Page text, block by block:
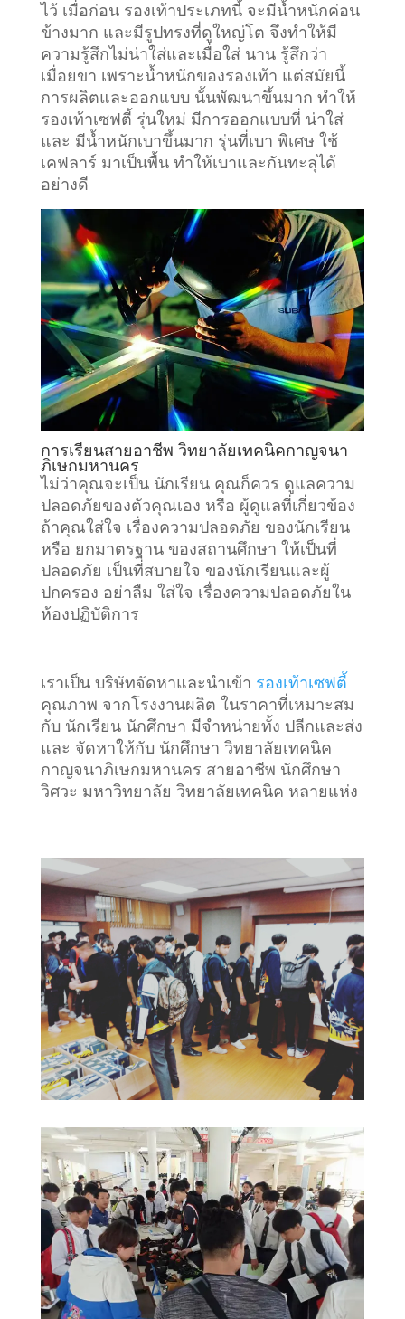
ไว้ เมื่อก่อน รองเท้าประเภทนี้ จะมีน้ำหนักค่อน
ข้างมาก และมีรูปทรงที่ดูใหญ่โต จึงทำให้มี
ความรู้สึกไม่น่าใส่และเมื่อใส่ นาน รู้สึกว่า
เมื่อยขา เพราะน้ำหนักของรองเท้า แต่สมัยนี้
การผลิตและออกแบบ นั้นพัฒนาขึ้นมาก ทำให้
รองเท้าเซฟตี้ รุ่นใหม่ มีการออกแบบที่ น่าใส่
และ มีน้ำหนักเบาขึ้นมาก รุ่นที่เบา พิเศษ ใช้
เคฟลาร์ มาเป็นพื้น ทำให้เบาและกันทะลุได้
อย่างดี
การเรียนสายอาชีพ วิทยาลัยเทคนิคกาญจนา
ภิเษกมหานคร
ไม่ว่าคุณจะเป็น นักเรียน คุณก็ควร ดูแลความ
ปลอดภัยของตัวคุณเอง หรือ ผู้ดูแลที่เกี่ยวข้อง
ถ้าคุณใส่ใจ เรื่องความปลอดภัย ของนักเรียน
หรือ ยกมาตรฐาน ของสถานศึกษา ให้เป็นที่
ปลอดภัย เป็นที่สบายใจ ของนักเรียนและผู้
ปกครอง อย่าลืม ใส่ใจ เรื่องความปลอดภัยใน
ห้องปฏิบัติการ
เราเป็น บริษัทจัดหาและนำเข้า รองเท้าเซฟตี้
คุณภาพ จากโรงงานผลิต ในราคาที่เหมาะสม
กับ นักเรียน นักศึกษา มีจำหน่ายทั้ง ปลีกและส่ง
และ จัดหาให้กับ นักศึกษา วิทยาลัยเทคนิค
กาญจนาภิเษกมหานคร สายอาชีพ นักศึกษา
วิศวะ มหาวิทยาลัย วิทยาลัยเทคนิค หลายแห่ง